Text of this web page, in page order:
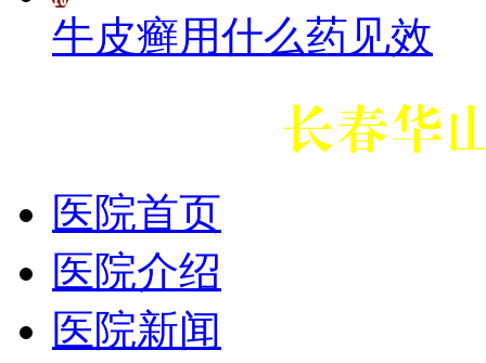
牛皮癣用什么药见效
医院首页
医院介绍
医院新闻